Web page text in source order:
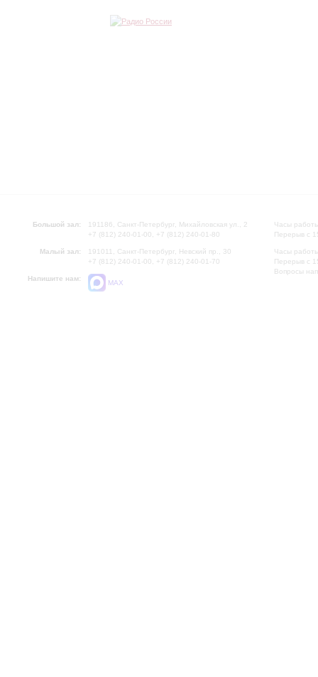
Большой зал:
191186, Санкт-Петербург, Михайловская ул., 2
+7 (812) 240-01-00, +7 (812) 240-01-80
Малый зал:
191011, Санкт-Петербург, Невский пр., 30
+7 (812) 240-01-00, +7 (812) 240-01-70
Напишите нам:
MAX
Часы
Перерыв с
Часы
Перерыв с
Вопросы